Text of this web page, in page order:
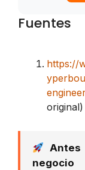
Fuentes
https://
original)
negocio